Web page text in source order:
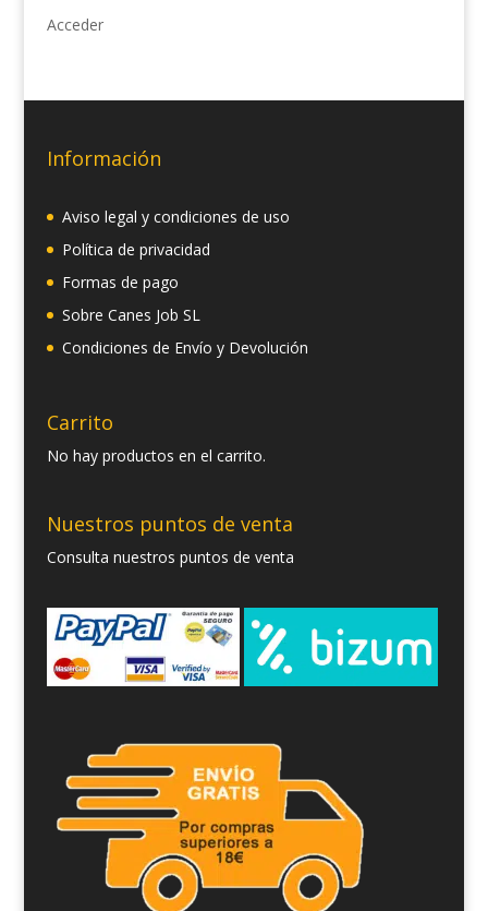
Acceder
Información
Aviso legal y condiciones de uso
Política de privacidad
Formas de pago
Sobre Canes Job SL
Condiciones de Envío y Devolución
Carrito
No hay productos en el carrito.
Nuestros puntos de venta
Consulta nuestros puntos de venta